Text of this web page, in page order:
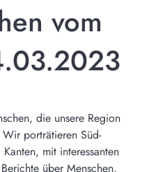
vom
die unsere Region
Wir porträtieren Süd-
mit interessanten
über Menschen,